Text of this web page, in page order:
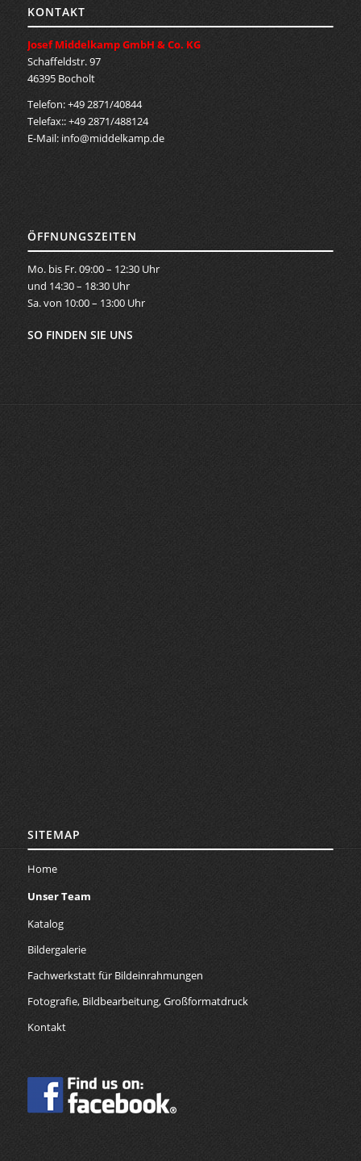
KONTAKT
Josef Middelkamp GmbH & Co. KG
Schaffeldstr. 97
46395 Bocholt
Telefon: +49 2871/40844
Telefax:: +49 2871/488124
E-Mail: info@middelkamp.de
ÖFFNUNGSZEITEN
Mo. bis Fr. 09:00 – 12:30 Uhr
und 14:30 – 18:30 Uhr
Sa. von 10:00 – 13:00 Uhr
SO FINDEN SIE UNS
SITEMAP
Home
Unser Team
Katalog
Bildergalerie
Fachwerkstatt für Bildeinrahmungen
Fotografie, Bildbearbeitung, Großformatdruck
Kontakt